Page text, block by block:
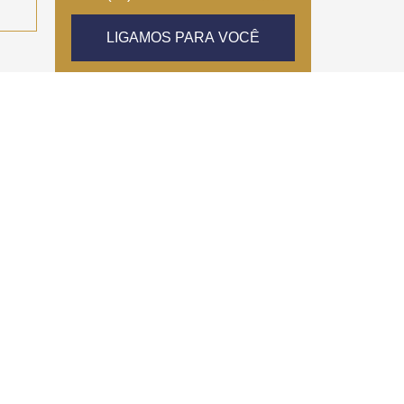
LIGAMOS PARA VOCÊ